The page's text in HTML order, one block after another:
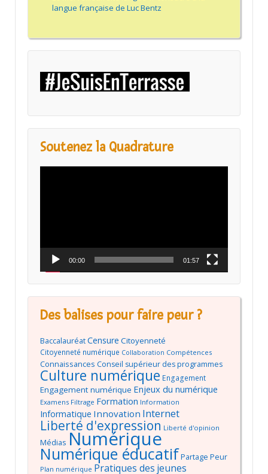
langue française de Luc Bentz
Soutenez la Quadrature
00:00 01:57
Des balises pour faire peur ?
BaccalauréatCensure Citoyenneté
Citoyenneté numérique Collaboration Compétences
Connaissances Conseil supérieur des programmes
Culture numérique Engagement
Engagement numérique Enjeux du numérique
Examens Filtrage Formation Information
Informatique Innovation Internet
Liberté d'expression Liberté d'opinion
Médias Numérique
Numérique éducatifPartage Peur
Plan numérique Pratiques des jeunes